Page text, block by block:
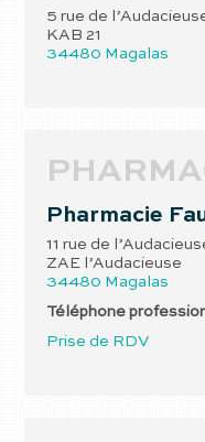
5 rue de
KAB 21
34480 Magalas
Pharmacie
11 rue de
ZAE l’Audacieuse
34480 Magalas
Téléphone
Prise de RDV